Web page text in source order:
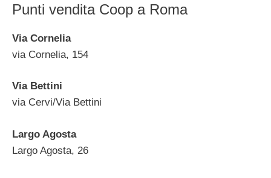
Punti vendita Coop a Roma
Via Cornelia
via Cornelia, 154
Via Bettini
via Cervi/Via Bettini
Largo Agosta
Largo Agosta, 26